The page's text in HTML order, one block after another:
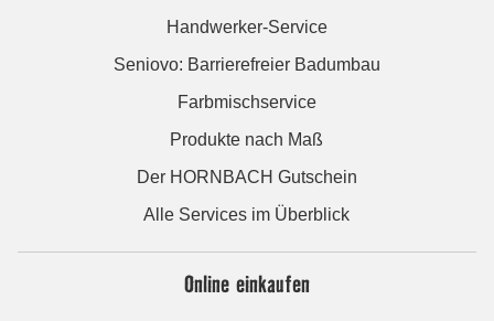
Handwerker-Service
Seniovo: Barrierefreier Badumbau
Farbmischservice
Produkte nach Maß
Der HORNBACH Gutschein
Alle Services im Überblick
Online einkaufen